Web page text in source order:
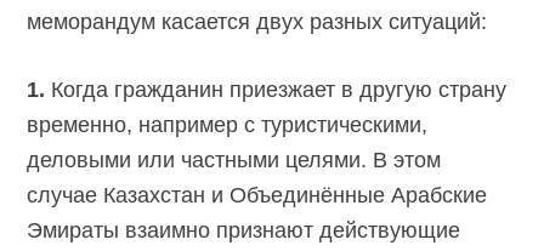
меморандум касается двух разных ситуаций:
1. Когда гражданин приезжает в другую страну
временно, например с туристическими,
деловыми или частными целями. В этом
случае Казахстан и Объединённые Арабские
Эмираты взаимно признают действующие